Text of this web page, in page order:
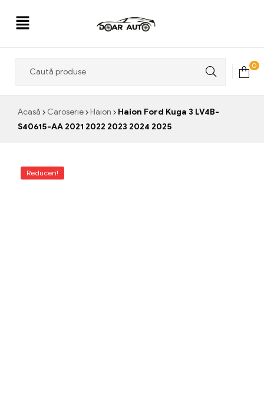
0
Acasă Caroserie Haion
Haion Ford Kuga 3 LV4B-
S40615-AA 2021 2022 2023 2024 2025
Reduceri!